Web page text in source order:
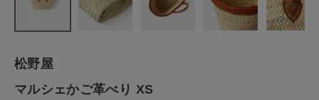
ファッション雑貨
食品
松野屋
マルシェかご革べり XS